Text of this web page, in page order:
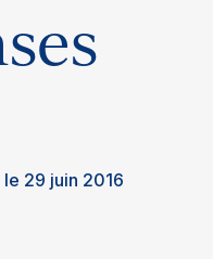
le 29 juin 2016